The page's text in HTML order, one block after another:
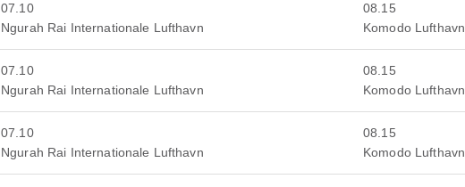
07.10
Ngurah Rai Internationale Lufthavn
08.15
Komodo Lufthavn
07.10
Ngurah Rai Internationale Lufthavn
08.15
Komodo Lufthavn
07.10
Ngurah Rai Internationale Lufthavn
08.15
Komodo Lufthavn